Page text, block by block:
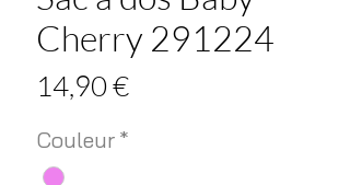
Cherry 291224
14,90 €Prix
Couleur *